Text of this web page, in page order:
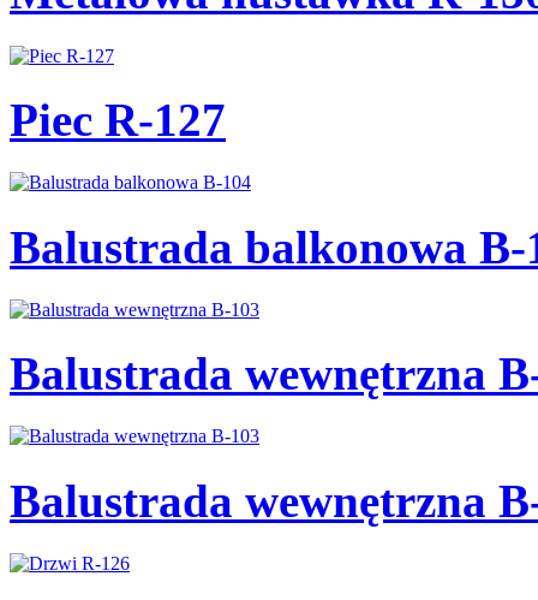
Piec R-127
Balustrada balkonowa B-
Balustrada wewnętrzna
Balustrada wewnętrzna